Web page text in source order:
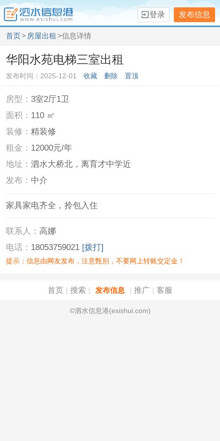
发布信息
登录
首页> 房屋出租 >信息详情
华阳水苑电梯三室出租
发布时间：2025-12-01 收藏 删除 置顶
房型：3室2厅1卫
面积： 110 ㎡
装修：精装修
租金： 12000元/年
地址：泗水大桥北，离育才中学近
发布： 中介
家具家电齐全，拎包入住
联系人：高娜
电话： 18053759021 [拨打]
提示：信息由网友发布，注意甄别，不要网上转账交定金！
首页 搜索 发布信息 推广 客服
©泗水信息港(esishui.com)